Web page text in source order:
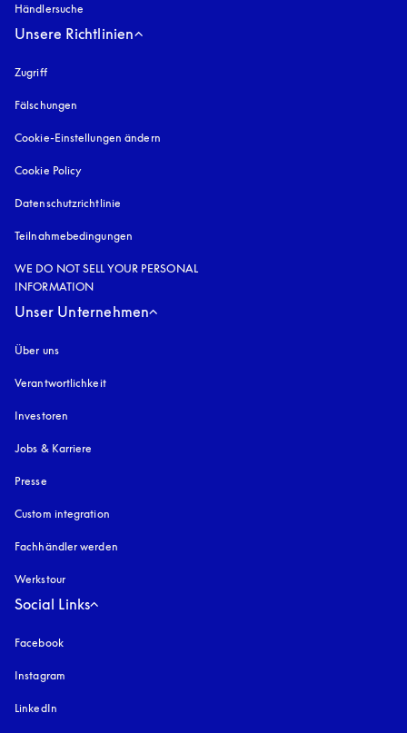
Händlersuche
Unsere Richtlinien
Zugrifföffnet sich in einem neuen Tab
Fälschungen
Cookie-Einstellungen ändern
Cookie Policy
Datenschutzrichtlinie
Teilnahmebedingungen
WE DO NOT SELL YOUR PERSONAL
INFORMATION
Unser Unternehmen
Über uns
Verantwortlichkeit
Investoren
Jobs & Karriere
Presse
Custom integration
Fachhändler werden
Werkstour
Social Links
Facebook
Instagram
LinkedIn